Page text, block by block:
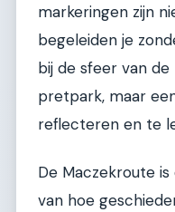
markeringen zijn
begeleiden je
bij de sfeer van
pretpark, maar
reflecteren en te
De Maczekroute
van hoe